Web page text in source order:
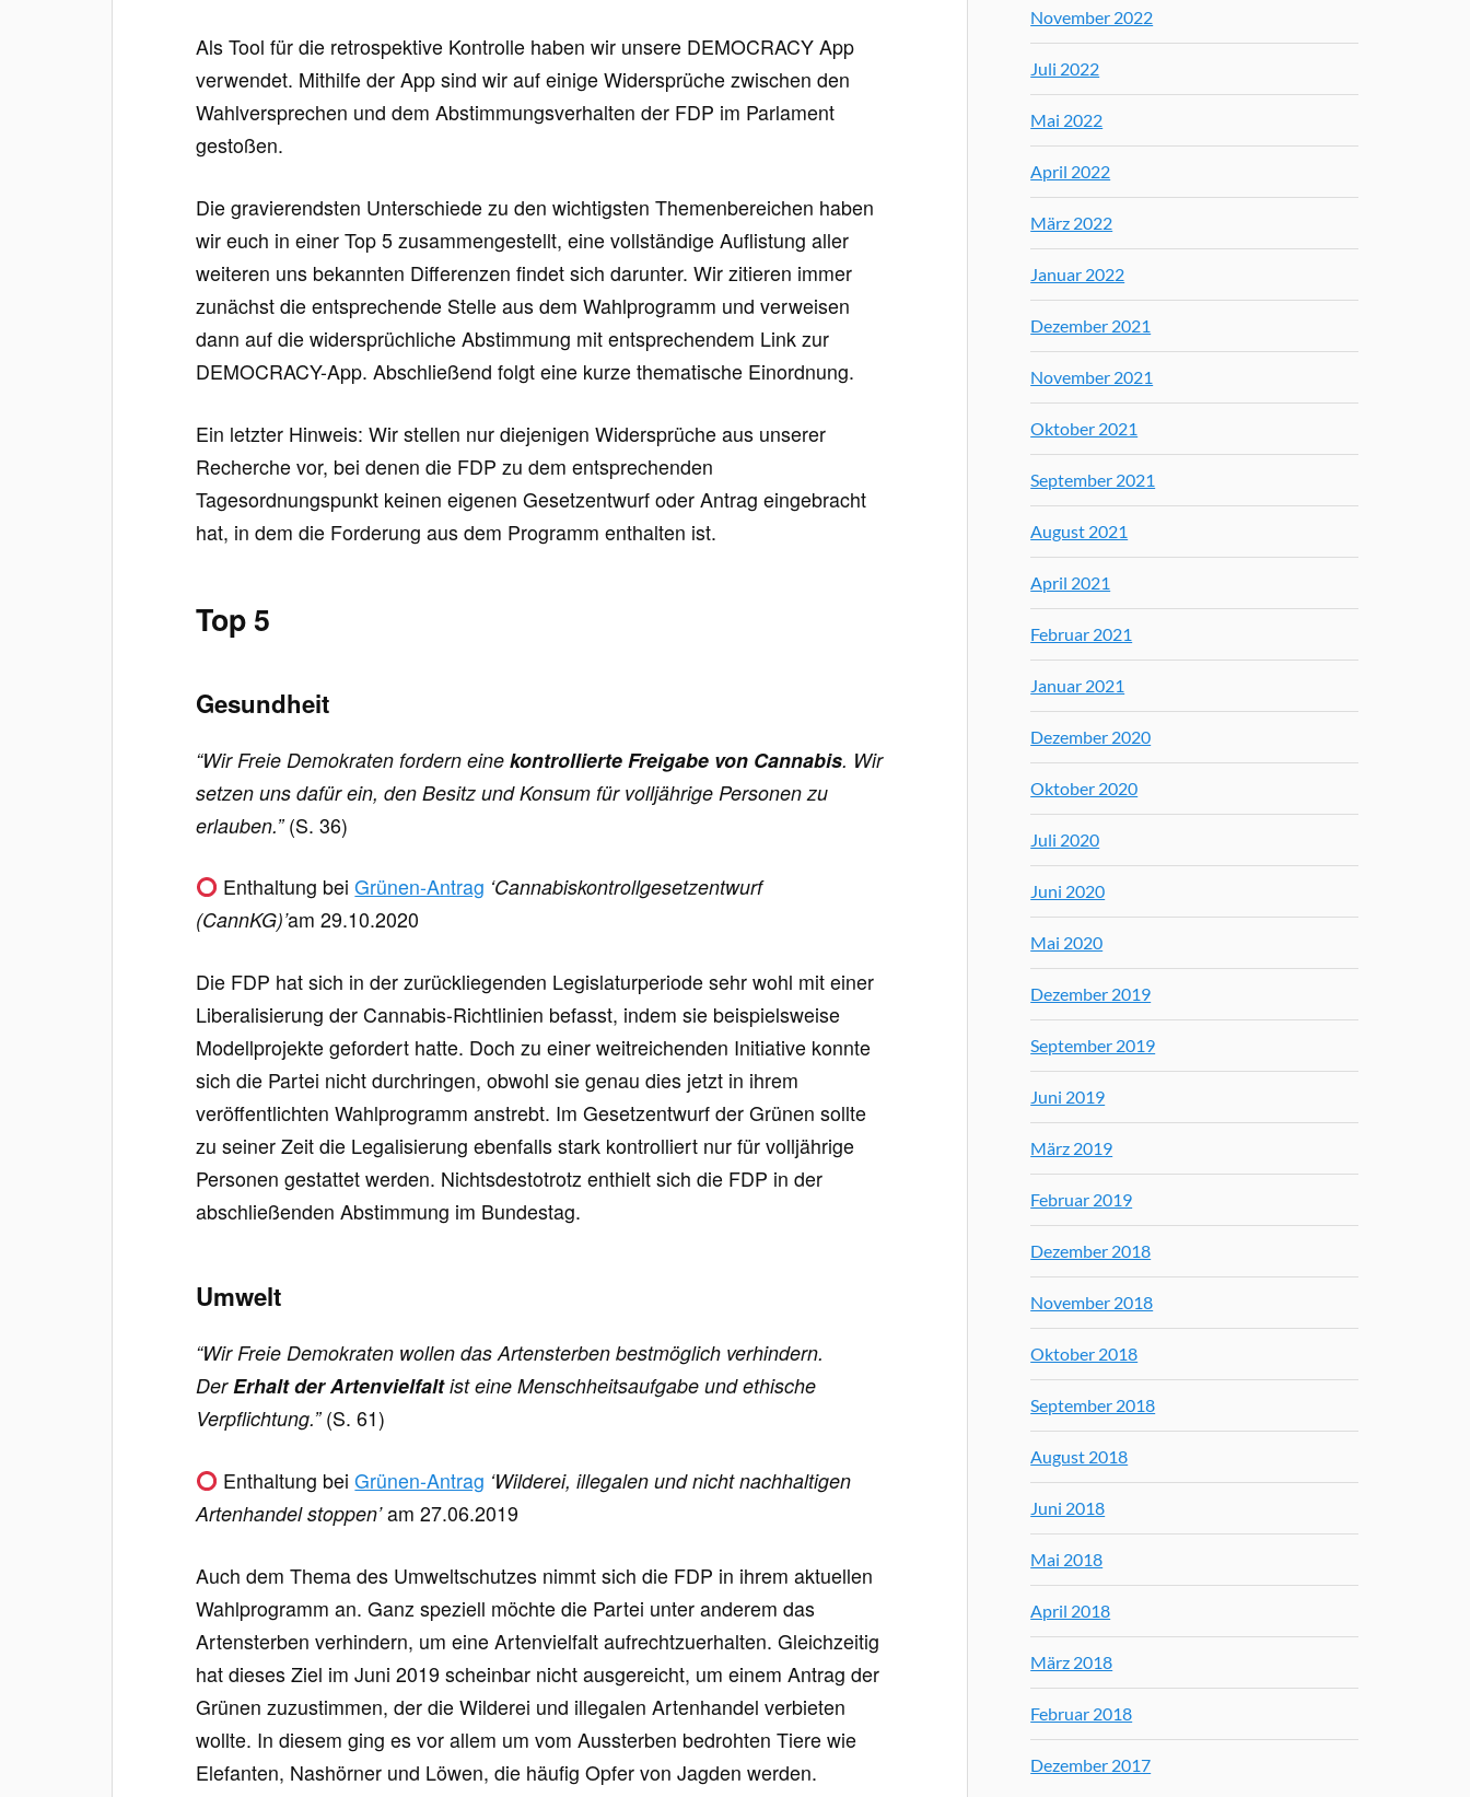
Als Tool für die retrospektive Kontrolle haben wir unsere DEMOCRACY App
verwendet. Mithilfe der App sind wir auf einige Widersprüche zwischen den
Wahlversprechen und dem Abstimmungsverhalten der FDP im Parlament
gestoßen.
Die gravierendsten Unterschiede zu den wichtigsten Themenbereichen haben
wir euch in einer Top 5 zusammengestellt, eine vollständige Auflistung aller
weiteren uns bekannten Differenzen findet sich darunter. Wir zitieren immer
zunächst die entsprechende Stelle aus dem Wahlprogramm und verweisen
dann auf die widersprüchliche Abstimmung mit entsprechendem Link zur
DEMOCRACY-App. Abschließend folgt eine kurze thematische Einordnung.
Ein letzter Hinweis: Wir stellen nur diejenigen Widersprüche aus unserer
Recherche vor, bei denen die FDP zu dem entsprechenden
Tagesordnungspunkt keinen eigenen Gesetzentwurf oder Antrag eingebracht
hat, in dem die Forderung aus dem Programm enthalten ist.
Top 5
Gesundheit
“Wir Freie Demokraten fordern einekontrollierte Freigabe von Cannabis. Wir
setzen uns dafür ein, den Besitz und Konsum für volljährige Personen zu
erlauben.”(S. 36)
Enthaltung beiGrünen-Antrag ‘Cannabiskontrollgesetzentwurf
(CannKG)’am 29.10.2020
Die FDP hat sich in der zurückliegenden Legislaturperiode sehr wohl mit einer
Liberalisierung der Cannabis-Richtlinien befasst, indem sie beispielsweise
Modellprojekte gefordert hatte. Doch zu einer weitreichenden Initiative konnte
sich die Partei nicht durchringen, obwohl sie genau dies jetzt in ihrem
veröffentlichten Wahlprogramm anstrebt. Im Gesetzentwurf der Grünen sollte
zu seiner Zeit die Legalisierung ebenfalls stark kontrolliert nur für volljährige
Personen gestattet werden. Nichtsdestotrotz enthielt sich die FDP in der
abschließenden Abstimmung im Bundestag.
Umwelt
“Wir Freie Demokraten wollen das Artensterben bestmöglich verhindern.
DerErhalt der Artenvielfaltist eine Menschheitsaufgabe und ethische
Verpflichtung.” (S. 61)
Enthaltung beiGrünen-Antrag ‘Wilderei, illegalen und nicht nachhaltigen
Artenhandel stoppen’am 27.06.2019
Auch dem Thema des Umweltschutzes nimmt sich die FDP in ihrem aktuellen
Wahlprogramm an. Ganz speziell möchte die Partei unter anderem das
Artensterben verhindern, um eine Artenvielfalt aufrechtzuerhalten. Gleichzeitig
hat dieses Ziel im Juni 2019 scheinbar nicht ausgereicht, um einem Antrag der
Grünen zuzustimmen, der die Wilderei und illegalen Artenhandel verbieten
wollte. In diesem ging es vor allem um vom Aussterben bedrohten Tiere wie
Elefanten, Nashörner und Löwen, die häufig Opfer von Jagden werden.
November 2022
Juli 2022
Mai 2022
April 2022
März 2022
Januar 2022
Dezember 2021
November 2021
Oktober 2021
September 2021
August 2021
April 2021
Februar 2021
Januar 2021
Dezember 2020
Oktober 2020
Juli 2020
Juni 2020
Mai 2020
Dezember 2019
September 2019
Juni 2019
März 2019
Februar 2019
Dezember 2018
November 2018
Oktober 2018
September 2018
August 2018
Juni 2018
Mai 2018
April 2018
März 2018
Februar 2018
Dezember 2017